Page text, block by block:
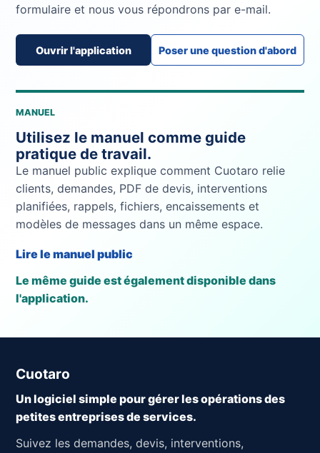
formulaire et nous vous répondrons par e-mail.
Ouvrir l'application Poser une question d'abord
MANUEL
Utilisez le manuel comme guide
pratique de travail.
Le manuel public explique comment Cuotaro relie
clients, demandes, PDF de devis, interventions
planifiées, rappels, fichiers, encaissements et
modèles de messages dans un même espace.
Lire le manuel public
Le même guide est également disponible dans
l'application.
Cuotaro
Un logiciel simple pour gérer les opérations des
petites entreprises de services.
Suivez les demandes, devis, interventions,